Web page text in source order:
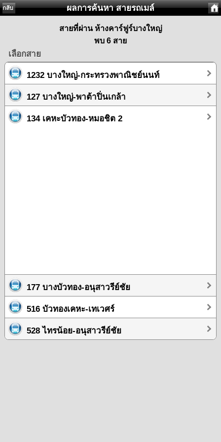
กลับ ผลการค้นหา สายรถเมล์
สายที่ผ่าน ห้างคาร์ฟูร์บางใหญ่
พบ 6 สาย
เลือกสาย
1232 บางใหญ่-กระทรวงพาณิชย์นนท์
127 บางใหญ่-พาต้าปิ่นเกล้า
134 เคหะบัวทอง-หมอชิต 2
177 บางบัวทอง-อนุสาวรีย์ชัย
516 บัวทองเคหะ-เทเวศร์
528 ไทรน้อย-อนุสาวรีย์ชัย